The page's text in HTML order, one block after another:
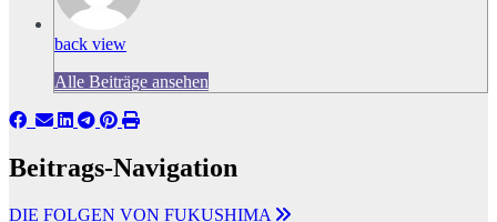
back view
Alle Beiträge ansehen
Beitrags-Navigation
DIE FOLGEN VON FUKUSHIMA